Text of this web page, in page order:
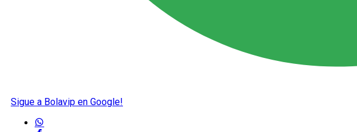
Sigue a Bolavip en Google!